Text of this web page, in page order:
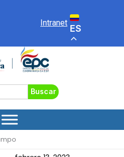
Intranet
ES
Buscar